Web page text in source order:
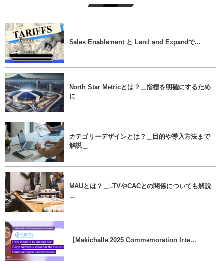
Sales Enablement と Land and Expandで...
North Star Metricとは？＿指標を明確にするため
に
カテゴリーデザインとは？＿目的や導入方法まで
解説＿
MAUとは？＿LTVやCACとの関係についても解説
【Makichalle 2025 Commemoration Inte...